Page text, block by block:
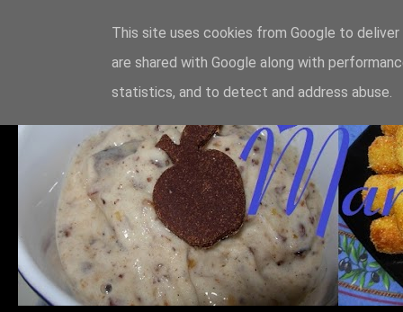
This site uses cookies from Google to
are shared with Google along with
statistics, and to detect and address abuse.